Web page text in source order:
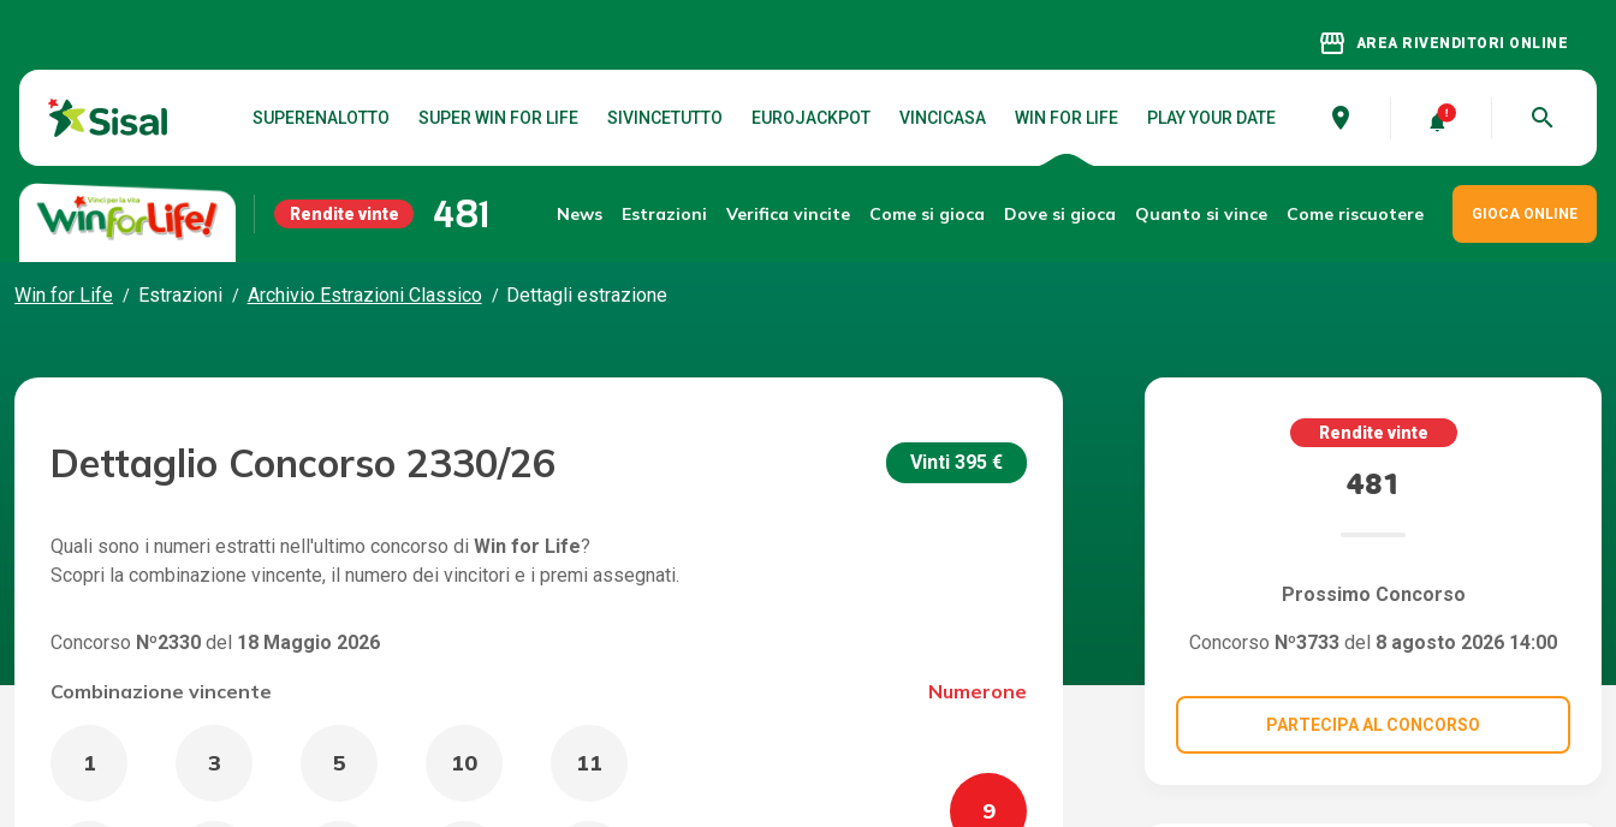
storefront AREA RIVENDITORI ONLINE
SUPERENALOTTO SUPER WIN FOR LIFE SIVINCETUTTO EUROJACKPOT VINCICASA WIN FOR LIFE PLAY YOUR DATE place search
Rendite vinte 481 News Estrazioni Verifica vincite Come si gioca Dove si gioca Quanto si vince Come riscuotere GIOCA ONLINE
Win for Life Estrazioni Archivio Estrazioni Classico Dettagli estrazione
Dettaglio Concorso 2330/26 Vinti 395 €
Quali sono i numeri estratti nell'ultimo concorso di Win for Life?
Scopri la combinazione vincente, il numero dei vincitori e i premi assegnati.
Concorso Nº2330 del 18 Maggio 2026
Combinazione vincente Numerone
1 3 5 10 11
9
Rendite vinte
481
Prossimo Concorso
Concorso Nº3733 del 8 agosto 2026 14:00
PARTECIPA AL CONCORSO